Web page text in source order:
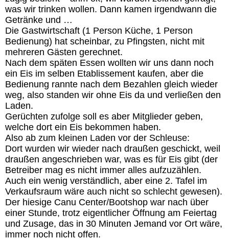
was wir trinken wollen. Dann kamen irgendwann die
Getränke und …
Die Gastwirtschaft (1 Person Küche, 1 Person
Bedienung) hat scheinbar, zu Pfingsten, nicht mit
mehreren Gästen gerechnet.
Nach dem späten Essen wollten wir uns dann noch
ein Eis im selben Etablissement kaufen, aber die
Bedienung rannte nach dem Bezahlen gleich wieder
weg, also standen wir ohne Eis da und verließen den
Laden.
Gerüchten zufolge soll es aber Mitglieder geben,
welche dort ein Eis bekommen haben.
Also ab zum kleinen Laden vor der Schleuse:
Dort wurden wir wieder nach draußen geschickt, weil
draußen angeschrieben war, was es für Eis gibt (der
Betreiber mag es nicht immer alles aufzuzählen.
Auch ein wenig verständlich, aber eine 2. Tafel im
Verkaufsraum wäre auch nicht so schlecht gewesen).
Der hiesige Canu Center/Bootshop war nach über
einer Stunde, trotz eigentlicher Öffnung am Feiertag
und Zusage, das in 30 Minuten Jemand vor Ort wäre,
immer noch nicht offen.